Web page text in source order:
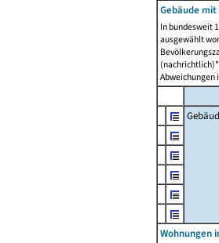
Gebäude mit
In bundesweit
ausgewählt
Abweichungen
Wohnungen